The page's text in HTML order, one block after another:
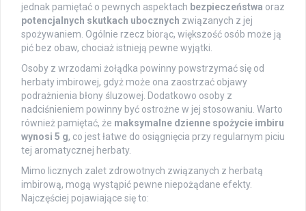
jednak pamiętać o pewnych aspektach bezpieczeństwa oraz
potencjalnych skutkach ubocznych związanych z jej
spożywaniem. Ogólnie rzecz biorąc, większość osób może ją
pić bez obaw, chociaż istnieją pewne wyjątki.
Osoby z wrzodami żołądka powinny powstrzymać się od
herbaty imbirowej, gdyż może ona zaostrzać objawy
podrażnienia błony śluzowej. Dodatkowo osoby z
nadciśnieniem powinny być ostrożne w jej stosowaniu. Warto
również pamiętać, że maksymalne dzienne spożycie imbiru
wynosi 5 g, co jest łatwe do osiągnięcia przy regularnym piciu
tej aromatycznej herbaty.
Mimo licznych zalet zdrowotnych związanych z herbatą
imbirową, mogą wystąpić pewne niepożądane efekty.
Najczęściej pojawiające się to: